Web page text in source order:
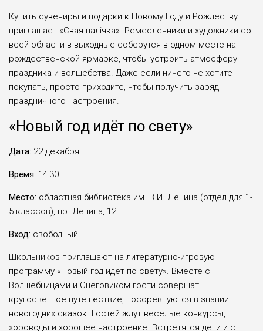
Купить сувениры и подарки к Новому Году и Рождеству
приглашает «Свая палiчка». Ремесленники и художники со
всей области в выходные соберутся в одном месте на
рождественской ярмарке, чтобы устроить атмосферу
праздника и волшебства. Даже если ничего не хотите
покупать, просто приходите, чтобы получить заряд
праздничного настроения.
«Новый год идёт по свету»
Дата: 22 декабря
Время: 14:30
Место: областная библиотека им. В.И. Ленина (отдел для 1-
5 классов), пр. Ленина, 12
Вход: свободный
Школьников приглашают на литературно-игровую
программу «Новый год идёт по свету». Вместе с
Волшебницами и Снеговиком гости совершат
кругосветное путешествие, посоревнуются в знании
новогодних сказок. Гостей ждут весёлые конкурсы,
хороводы и хорошее настроение. Встретятся дети и с